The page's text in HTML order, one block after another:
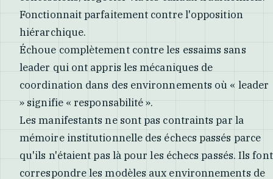
Fonctionnait parfaitement contre l'opposition
hiérarchique.
Échoue complètement contre les essaims sans
leader qui ont appris les mécaniques de
coordination dans des environnements où « leader
» signifie « responsabilité ».
Les manifestants ne sont pas contraints par la
mémoire institutionnelle des échecs passés parce
qu'ils n'étaient pas là pour les échecs passés. Ils font
correspondre les modèles aux environnements de